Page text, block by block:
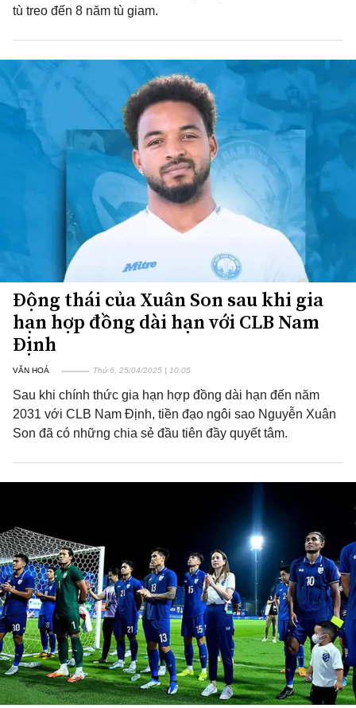
tù treo đến 8 năm tù giam.
Động thái của Xuân Son sau khi gia
hạn hợp đồng dài hạn với CLB Nam
Định
VĂN HOÁ Thứ 6, 25/04/2025 | 10:05
Sau khi chính thức gia hạn hợp đồng dài hạn đến năm
2031 với CLB Nam Định, tiền đạo ngôi sao Nguyễn Xuân
Son đã có những chia sẻ đầu tiên đầy quyết tâm.